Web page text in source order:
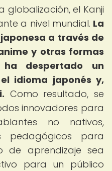
globalización, el Kanji
a nivel mundial. La
a través de
y otras formas
despertado un
idioma japonés y,
Como resultado, se
innovadores para
no nativos,
pedagógicos para
de aprendizaje sea
para un público